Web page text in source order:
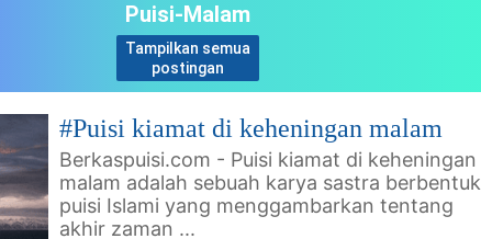
Puisi-Malam
Tampilkan semua
postingan
#Puisi kiamat di keheningan malam
Berkaspuisi.com - Puisi kiamat di keheningan
malam adalah sebuah karya sastra berbentuk
puisi Islami yang menggambarkan tentang
akhir zaman ...